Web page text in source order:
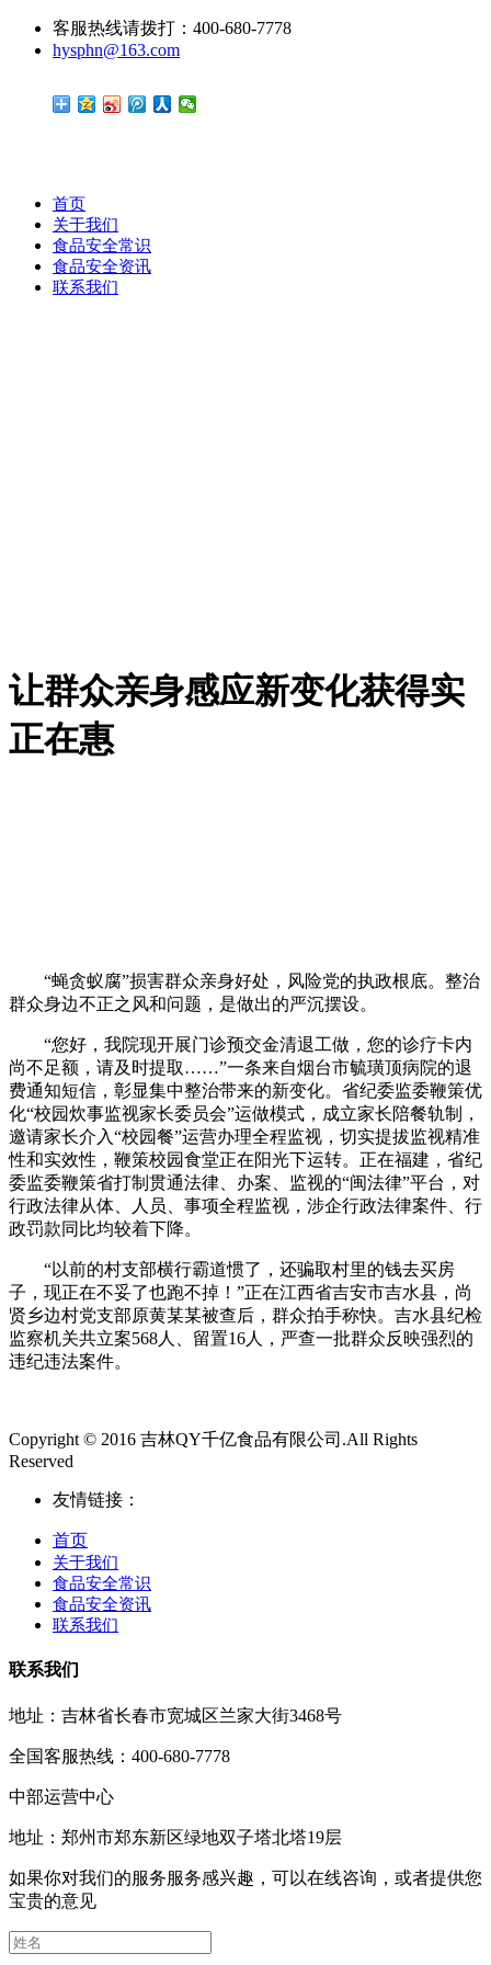
客服热线请拨打：400-680-7778
hysphn@163.com
首页
关于我们
食品安全常识
食品安全资讯
联系我们
让群众亲身感应新变化获得实
正在惠
“蝇贪蚁腐”损害群众亲身好处，风险党的执政根底。整治
群众身边不正之风和问题，是做出的严沉摆设。
“您好，我院现开展门诊预交金清退工做，您的诊疗卡内
尚不足额，请及时提取……”一条来自烟台市毓璜顶病院的退
费通知短信，彰显集中整治带来的新变化。省纪委监委鞭策优
化“校园炊事监视家长委员会”运做模式，成立家长陪餐轨制，
邀请家长介入“校园餐”运营办理全程监视，切实提拔监视精准
性和实效性，鞭策校园食堂正在阳光下运转。正在福建，省纪
委监委鞭策省打制贯通法律、办案、监视的“闽法律”平台，对
行政法律从体、人员、事项全程监视，涉企行政法律案件、行
政罚款同比均较着下降。
“以前的村支部横行霸道惯了，还骗取村里的钱去买房
子，现正在不妥了也跑不掉！”正在江西省吉安市吉水县，尚
贤乡边村党支部原黄某某被查后，群众拍手称快。吉水县纪检
监察机关共立案568人、留置16人，严查一批群众反映强烈的
违纪违法案件。
Copyright © 2016 吉林QY千亿食品有限公司.All Rights
Reserved
友情链接：
首页
关于我们
食品安全常识
食品安全资讯
联系我们
联系我们
地址：吉林省长春市宽城区兰家大街3468号
全国客服热线：400-680-7778
中部运营中心
地址：郑州市郑东新区绿地双子塔北塔19层
如果你对我们的服务服务感兴趣，可以在线咨询，或者提供您
宝贵的意见